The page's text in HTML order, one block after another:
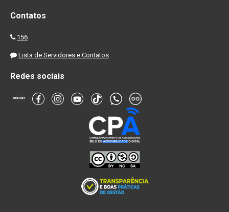
Contatos
156
Lista de Servidores e Contatos
Redes sociais